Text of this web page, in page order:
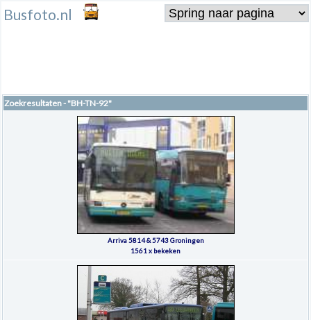
Busfoto.nl
Zoekresultaten - "BH-TN-92"
Arriva 5814 & 5743 Groningen
1561 x bekeken